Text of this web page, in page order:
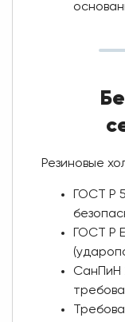
Резиновые
ГОСТ Р
ГОСТ Р
СанПиН